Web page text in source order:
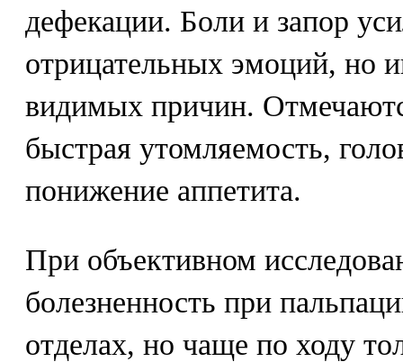
дефекации. Боли и запор
отрицательных эмоций, но
видимых причин.
быстрая утомляемость,
понижение аппетита.
При объективном
болезненность при
отделах, но чаще по ходу